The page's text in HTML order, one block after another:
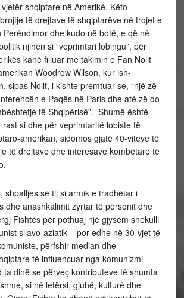
shqiptare në Amerikë. Këto
të drejtave të shqiptarëve në trojet e
Perëndimor dhe kudo në botë, e që në
njihen si “veprimtari lobingu”, për
kanë filluar me takimin e Fan Nolit
Woodrow Wilson, kur ish-
sipas Nolit, i kishte premtuar se, “një zë
e Paqës në Paris dhe atë zë do
të Shqipërisë”. Shumë është
si dhe për veprimtaritë lobiste të
amerikan, sidomos gjatë 40-viteve të
të drejtave dhe interesave kombëtare të
shpalljes së tij si armik e tradhëtar i
dhe anashkalimit zyrtar të personit dhe
Fishtës për pothuaj një gjysëm shekulli
sllavo-aziatik – por edhe në 30-vjet të
përfshir median dhe
të influencuar nga komunizmi —
ta dinë se përveç kontributeve të shumta
si në letërsi, gjuhë, kulturë dhe